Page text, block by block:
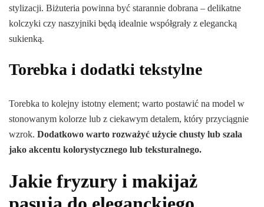
stylizacji. Biżuteria powinna być starannie dobrana – delikatne
kolczyki czy naszyjniki będą idealnie współgrały z elegancką
sukienką.
Torebka i dodatki tekstylne
Torebka to kolejny istotny element; warto postawić na model w
stonowanym kolorze lub z ciekawym detalem, który przyciągnie
wzrok. Dodatkowo warto rozważyć użycie chusty lub szala
jako akcentu kolorystycznego lub teksturalnego.
Jakie fryzury i makijaż